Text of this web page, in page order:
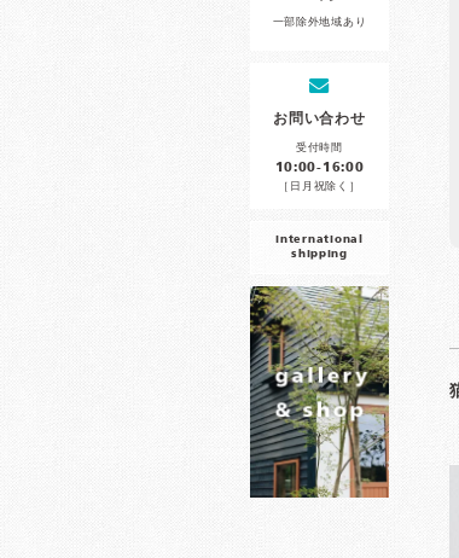
一部除外地域あり
お問い合わせ
受付時間
10:00-16:00
［日月祝除く］
international
shipping